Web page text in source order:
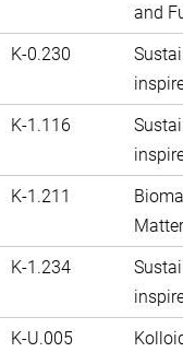
and
K-0.230
K-1.116
K-1.211
K-1.234
K-U.005